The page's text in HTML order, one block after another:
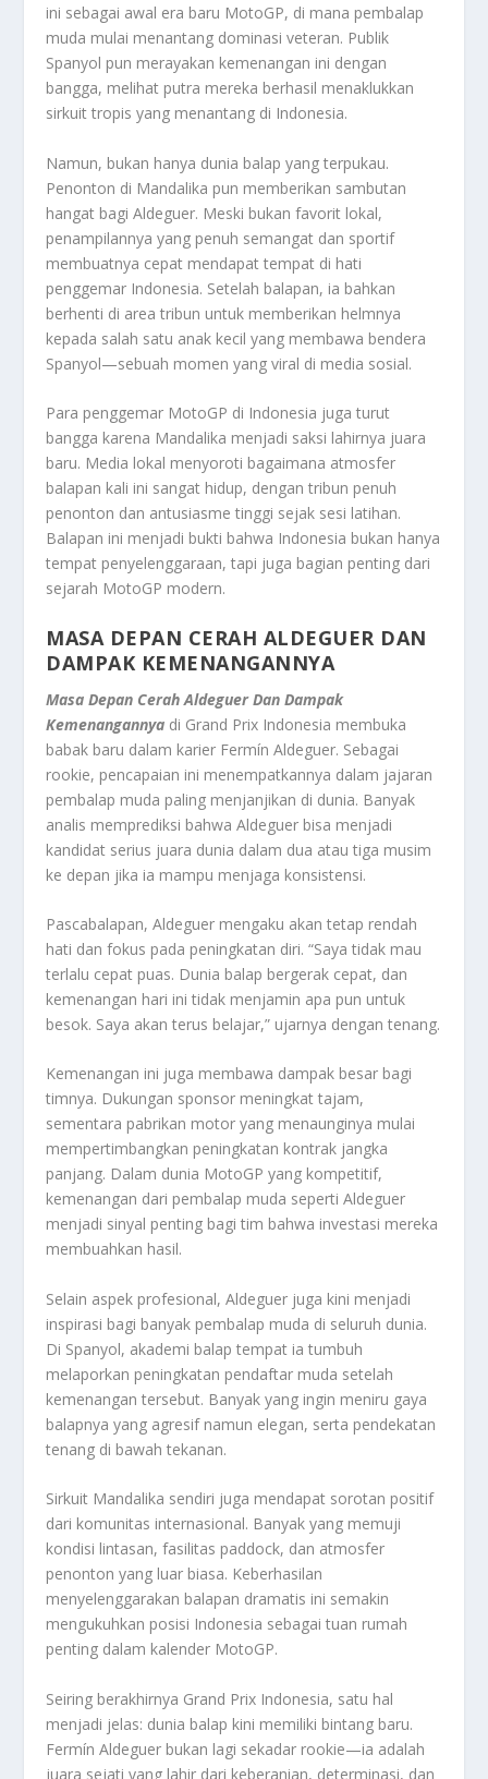
ini sebagai awal era baru MotoGP, di mana pembalap
muda mulai menantang dominasi veteran. Publik
Spanyol pun merayakan kemenangan ini dengan
bangga, melihat putra mereka berhasil menaklukkan
sirkuit tropis yang menantang di Indonesia.
Namun, bukan hanya dunia balap yang terpukau.
Penonton di Mandalika pun memberikan sambutan
hangat bagi Aldeguer. Meski bukan favorit lokal,
penampilannya yang penuh semangat dan sportif
membuatnya cepat mendapat tempat di hati
penggemar Indonesia. Setelah balapan, ia bahkan
berhenti di area tribun untuk memberikan helmnya
kepada salah satu anak kecil yang membawa bendera
Spanyol—sebuah momen yang viral di media sosial.
Para penggemar MotoGP di Indonesia juga turut
bangga karena Mandalika menjadi saksi lahirnya juara
baru. Media lokal menyoroti bagaimana atmosfer
balapan kali ini sangat hidup, dengan tribun penuh
penonton dan antusiasme tinggi sejak sesi latihan.
Balapan ini menjadi bukti bahwa Indonesia bukan hanya
tempat penyelenggaraan, tapi juga bagian penting dari
sejarah MotoGP modern.
MASA DEPAN CERAH ALDEGUER DAN
DAMPAK KEMENANGANNYA
Masa Depan Cerah Aldeguer Dan Dampak
Kemenangannya di Grand Prix Indonesia membuka
babak baru dalam karier Fermín Aldeguer. Sebagai
rookie, pencapaian ini menempatkannya dalam jajaran
pembalap muda paling menjanjikan di dunia. Banyak
analis memprediksi bahwa Aldeguer bisa menjadi
kandidat serius juara dunia dalam dua atau tiga musim
ke depan jika ia mampu menjaga konsistensi.
Pascabalapan, Aldeguer mengaku akan tetap rendah
hati dan fokus pada peningkatan diri. “Saya tidak mau
terlalu cepat puas. Dunia balap bergerak cepat, dan
kemenangan hari ini tidak menjamin apa pun untuk
besok. Saya akan terus belajar,” ujarnya dengan tenang.
Kemenangan ini juga membawa dampak besar bagi
timnya. Dukungan sponsor meningkat tajam,
sementara pabrikan motor yang menaunginya mulai
mempertimbangkan peningkatan kontrak jangka
panjang. Dalam dunia MotoGP yang kompetitif,
kemenangan dari pembalap muda seperti Aldeguer
menjadi sinyal penting bagi tim bahwa investasi mereka
membuahkan hasil.
Selain aspek profesional, Aldeguer juga kini menjadi
inspirasi bagi banyak pembalap muda di seluruh dunia.
Di Spanyol, akademi balap tempat ia tumbuh
melaporkan peningkatan pendaftar muda setelah
kemenangan tersebut. Banyak yang ingin meniru gaya
balapnya yang agresif namun elegan, serta pendekatan
tenang di bawah tekanan.
Sirkuit Mandalika sendiri juga mendapat sorotan positif
dari komunitas internasional. Banyak yang memuji
kondisi lintasan, fasilitas paddock, dan atmosfer
penonton yang luar biasa. Keberhasilan
menyelenggarakan balapan dramatis ini semakin
mengukuhkan posisi Indonesia sebagai tuan rumah
penting dalam kalender MotoGP.
Seiring berakhirnya Grand Prix Indonesia, satu hal
menjadi jelas: dunia balap kini memiliki bintang baru.
Fermín Aldeguer bukan lagi sekadar rookie—ia adalah
juara sejati yang lahir dari keberanian, determinasi, dan